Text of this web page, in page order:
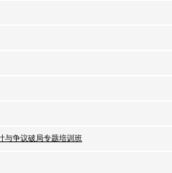
与争议破局专题培训班